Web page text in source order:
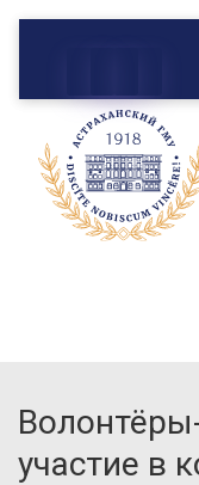
участие в